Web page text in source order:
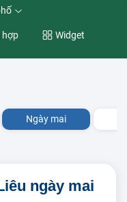
hợp Widget
Ngày mai
ngày mai